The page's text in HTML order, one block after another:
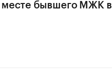
месте бывшего МЖК в